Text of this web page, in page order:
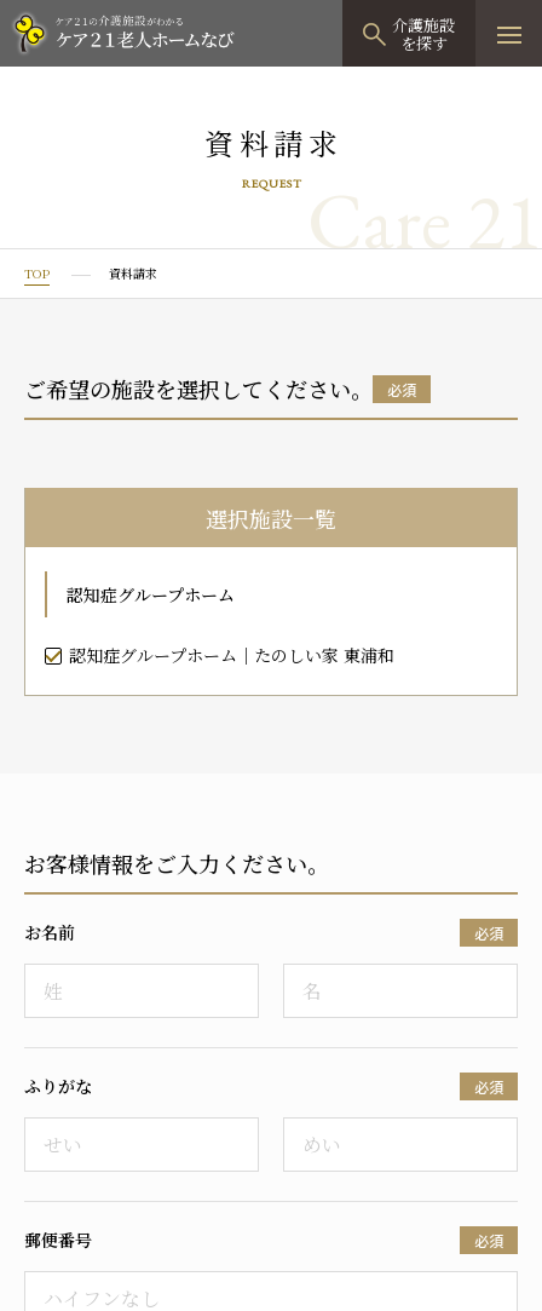
介護施設
を探す
見学予約
有料老人ホームTOP
プレザングラン
プレザンメゾン
有料老人ホームとは
グループホーム
たのしい家
認知症対応型グループホームとは
認知症のおはなし
小規模多機能型居宅介護TOP
たのしい家
小規模多機能型居宅介護とは
0120-944
お問い合わせフォーム
ご入居までの流れ
介護保険の仕組み
FAQ
運営会社
プライバシーポリシー
採用情報
資料請求
REQUEST Care 21
TOP 資料請求
ご希望の施設を選択してください。 必須
選択施設一覧
認知症グループホーム
認知症グループホーム｜たのしい家 東浦和
お客様情報をご入力ください。
お名前 必須
ふりがな 必須
郵便番号 必須